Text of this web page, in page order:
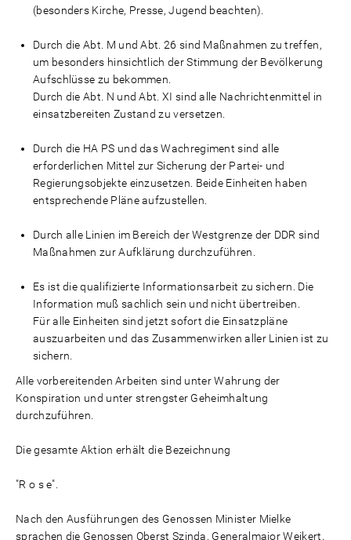
(besonders Kirche, Presse, Jugend beachten).
Durch die Abt. M und Abt. 26 sind Maßnahmen zu treffen,
um besonders hinsichtlich der Stimmung der Bevölkerung
Aufschlüsse zu bekommen.
Durch die Abt. N und Abt. XI sind alle Nachrichtenmittel in
einsatzbereiten Zustand zu versetzen.
Durch die HA PS und das Wachregiment sind alle
erforderlichen Mittel zur Sicherung der Partei- und
Regierungsobjekte einzusetzen. Beide Einheiten haben
entsprechende Pläne aufzustellen.
Durch alle Linien im Bereich der Westgrenze der DDR sind
Maßnahmen zur Aufklärung durchzuführen.
Es ist die qualifizierte Informationsarbeit zu sichern. Die
Information muß sachlich sein und nicht übertreiben.
Für alle Einheiten sind jetzt sofort die Einsatzpläne
auszuarbeiten und das Zusammenwirken aller Linien ist zu
sichern.
Alle vorbereitenden Arbeiten sind unter Wahrung der
Konspiration und unter strengster Geheimhaltung
durchzuführen.
Die gesamte Aktion erhält die Bezeichnung
"R o s e".
Nach den Ausführungen des Genossen Minister Mielke
sprachen die Genossen Oberst Szinda, Generalmajor Weikert,